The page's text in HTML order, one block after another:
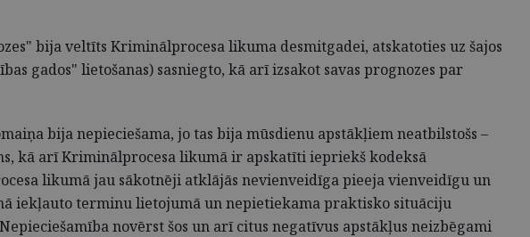
bija veltīts Kriminālprocesa likuma desmitgadei, atskatoties uz šajos
gados" lietošanas) sasniegto, kā arī izsakot savas prognozes par
bija nepieciešama, jo tas bija mūsdienu apstākļiem neatbilstošs –
kā arī Kriminālprocesa likumā ir apskatīti iepriekš kodeksā
likumā jau sākotnēji atklājās nevienveidīga pieeja vienveidīgu un
iekļauto terminu lietojumā un nepietiekama praktisko situāciju
novērst šos un arī citus negatīvus apstākļus neizbēgami